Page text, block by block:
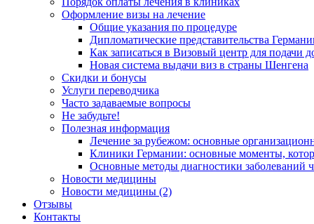
Оформление визы на лечение
Общие указания по процедуре
Дипломатические представительства
Как записаться в Визовый центр для подачи
Новая система выдачи виз в страны Шенгена
Скидки и бонусы
Услуги переводчика
Часто задаваемые вопросы
Не забудьте!
Полезная информация
Лечение за рубежом: основные
Клиники Германии: основные моменты,
Основные методы диагностики заболеваний
Новости медицины
Новости медицины (2)
Отзывы
Контакты